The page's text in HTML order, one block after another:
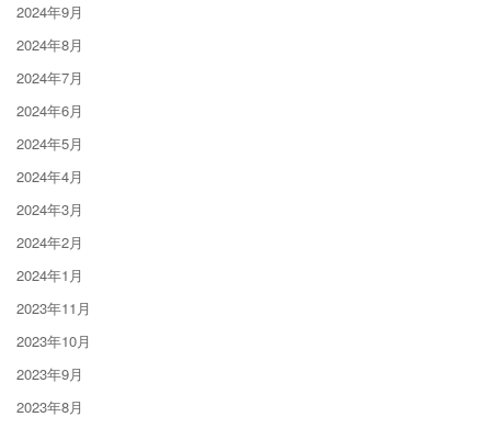
2024年9月
2024年8月
2024年7月
2024年6月
2024年5月
2024年4月
2024年3月
2024年2月
2024年1月
2023年11月
2023年10月
2023年9月
2023年8月